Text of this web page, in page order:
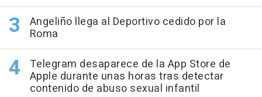
Angeliño llega al Deportivo cedido por la
Roma
Telegram desaparece de la App Store de
Apple durante unas horas tras detectar
contenido de abuso sexual infantil